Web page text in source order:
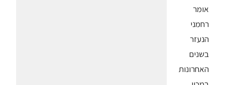
אומר
רחמני
הנעזר
בשנים
האחרונות